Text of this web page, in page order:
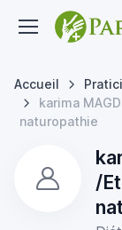
Accueil
karima
naturopathie
/